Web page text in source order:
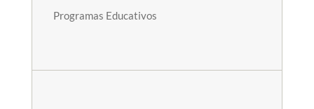
Programas Educativos